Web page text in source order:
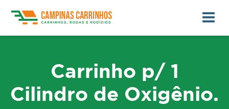
Carrinho p/ 1
Cilindro de Oxigênio.